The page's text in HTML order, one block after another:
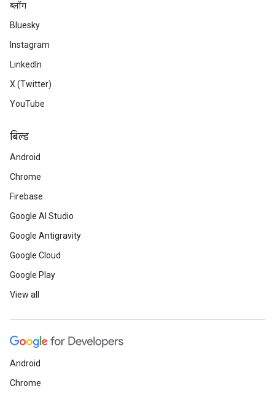
ब्लॉग
Bluesky
Instagram
LinkedIn
X (Twitter)
YouTube
बिल्ड
Android
Chrome
Firebase
Google AI Studio
Google Antigravity
Google Cloud
Google Play
View all
Android
Chrome